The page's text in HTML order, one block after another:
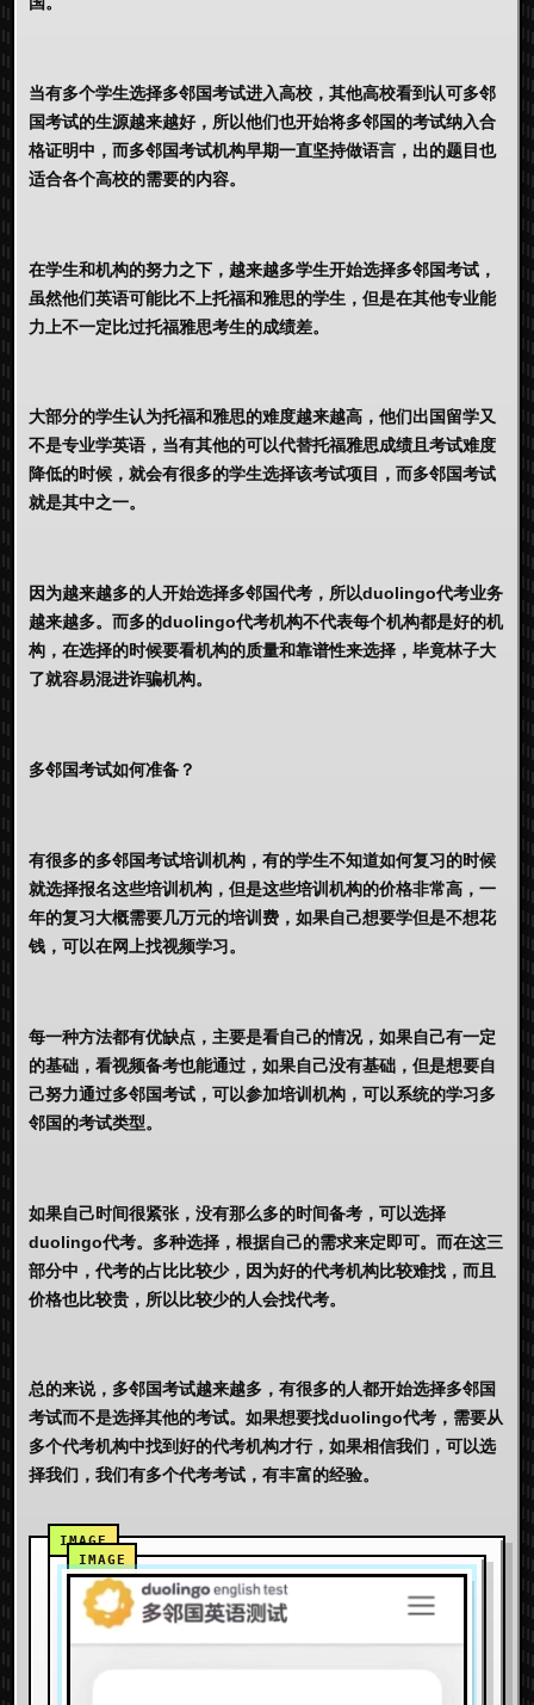
当有多个学生选择多邻国考试进入高校，其他高校看到认可多邻
国考试的生源越来越好，所以他们也开始将多邻国的考试纳入合
格证明中，而多邻国考试机构早期一直坚持做语言，出的题目也
适合各个高校的需要的内容。
在学生和机构的努力之下，越来越多学生开始选择多邻国考试，
虽然他们英语可能比不上托福和雅思的学生，但是在其他专业能
力上不一定比过托福雅思考生的成绩差。
大部分的学生认为托福和雅思的难度越来越高，他们出国留学又
不是专业学英语，当有其他的可以代替托福雅思成绩且考试难度
降低的时候，就会有很多的学生选择该考试项目，而多邻国考试
就是其中之一。
因为越来越多的人开始选择多邻国代考，所以duolingo代考业务
越来越多。而多的duolingo代考机构不代表每个机构都是好的机
构，在选择的时候要看机构的质量和靠谱性来选择，毕竟林子大
了就容易混进诈骗机构。
多邻国考试如何准备？
有很多的多邻国考试培训机构，有的学生不知道如何复习的时候
就选择报名这些培训机构，但是这些培训机构的价格非常高，一
年的复习大概需要几万元的培训费，如果自己想要学但是不想花
钱，可以在网上找视频学习。
每一种方法都有优缺点，主要是看自己的情况，如果自己有一定
的基础，看视频备考也能通过，如果自己没有基础，但是想要自
己努力通过多邻国考试，可以参加培训机构，可以系统的学习多
邻国的考试类型。
如果自己时间很紧张，没有那么多的时间备考，可以选择
duolingo代考。多种选择，根据自己的需求来定即可。而在这三
部分中，代考的占比比较少，因为好的代考机构比较难找，而且
价格也比较贵，所以比较少的人会找代考。
总的来说，多邻国考试越来越多，有很多的人都开始选择多邻国
考试而不是选择其他的考试。如果想要找duolingo代考 ，需要从
多个代考机构中找到好的代考机构才行，如果相信我们，可以选
择我们，我们有多个代考考试，有丰富的经验。